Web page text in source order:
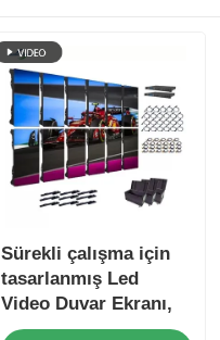
Sürekli çalışma için
tasarlanmış Led
Video Duvar Ekranı,
zorlu ortamlarda